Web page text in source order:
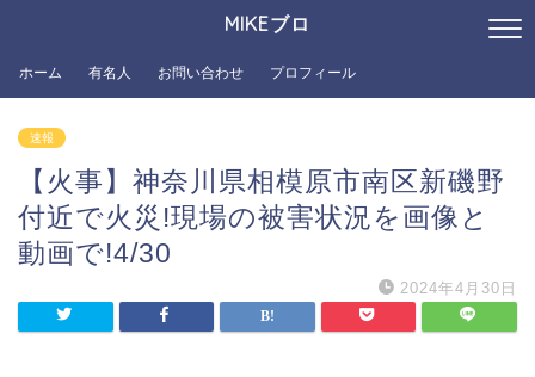
MIKEブロ
ホーム 有名人 お問い合わせ プロフィール
速報
【火事】神奈川県相模原市南区新磯野
付近で火災!現場の被害状況を画像と
動画で!4/30
2024年4月30日